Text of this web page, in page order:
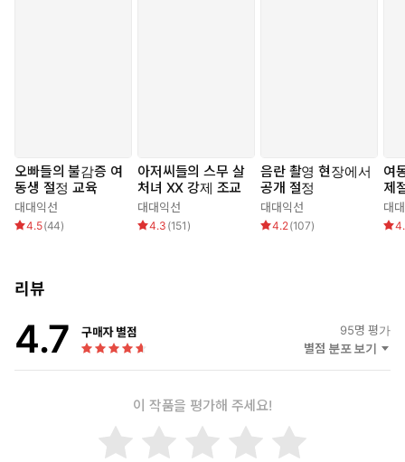
을 수 있으니까요.”
정략 결혼한 남편의 파렴치한 요구를 거절하지 못해서였다.
“안대가 없으니 넥타이로 눈 가릴게요. 괜찮죠?”
유연은 고개를 끄덕였다.
어차피 좋아하는 남자에게 안길 수 없다면 어떤 남자든 상관없었다.
처녀인 그녀를 수치스럽게 범하고 자궁 가득 정액을 싸지른 사내
오빠들의 불감증 여
동생 절정 교육
대대익선
4.5(44)
아저씨들의 스무 살
처녀 XX 강제 조교
대대익선
4.3 (151 )
음란 촬영 현장에서
공개 절정
대대익선
4.2(107)
여
제
대
리뷰
4.7 구매자 별점 95명 평가
별점 분포 보기
이 작품을 평가해 주세요!